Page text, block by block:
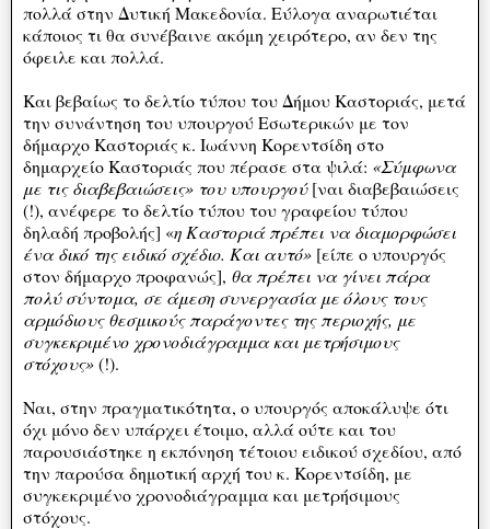
πολλά στην Δυτική Μακεδονία. Εύλογα αναρωτιέται
κάποιος τι θα συνέβαινε ακόμη χειρότερο, αν δεν της
όφειλε και πολλά.
Και βεβαίως το δελτίο τύπου του Δήμου Καστοριάς, μετά
την συνάντηση του υπουργού Εσωτερικών με τον
δήμαρχο Καστοριάς κ. Ιωάννη Κορεντσίδη στο
δημαρχείο Καστοριάς που πέρασε στα ψιλά: «Σύμφωνα
με τις διαβεβαιώσεις» του υπουργού[ναι διαβεβαιώσεις
(!), ανέφερε το δελτίο τύπου του γραφείου τύπου
δηλαδή προβολής] «η Καστοριά πρέπει να διαμορφώσει
ένα δικό της ειδικό σχέδιο. Και αυτό» [είπε ο υπουργός
στον δήμαρχο προφανώς], θα πρέπει να γίνει πάρα
πολύ σύντομα, σε άμεση συνεργασία με όλους τους
αρμόδιους θεσμικούς παράγοντες της περιοχής, με
συγκεκριμένο χρονοδιάγραμμα και μετρήσιμους
στόχους»(!).
Ναι, στην πραγματικότητα, ο υπουργός αποκάλυψε ότι
όχι μόνο δεν υπάρχει έτοιμο, αλλά ούτε και του
παρουσιάστηκε η εκπόνηση τέτοιου ειδικού σχεδίου, από
την παρούσα δημοτική αρχή του κ. Κορεντσίδη, με
συγκεκριμένο χρονοδιάγραμμα και μετρήσιμους
στόχους.